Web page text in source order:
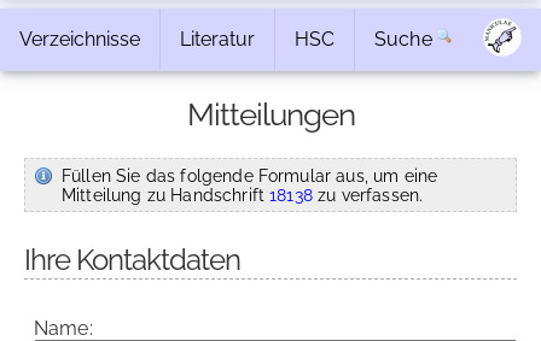
Verzeichnisse Literatur HSC Suche
Mitteilungen
Füllen Sie das folgende Formular aus, um eine
Mitteilung zu Handschrift18138zu verfassen.
Ihre Kontaktdaten
Name: